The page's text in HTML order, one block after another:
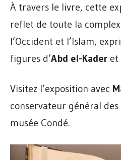
À travers le livre, cette
reflet de toute la
l’Occident et l’Islam,
figures d’Abd el-Kader et
Visitez l’exposition avec
conservateur général
musée Condé.